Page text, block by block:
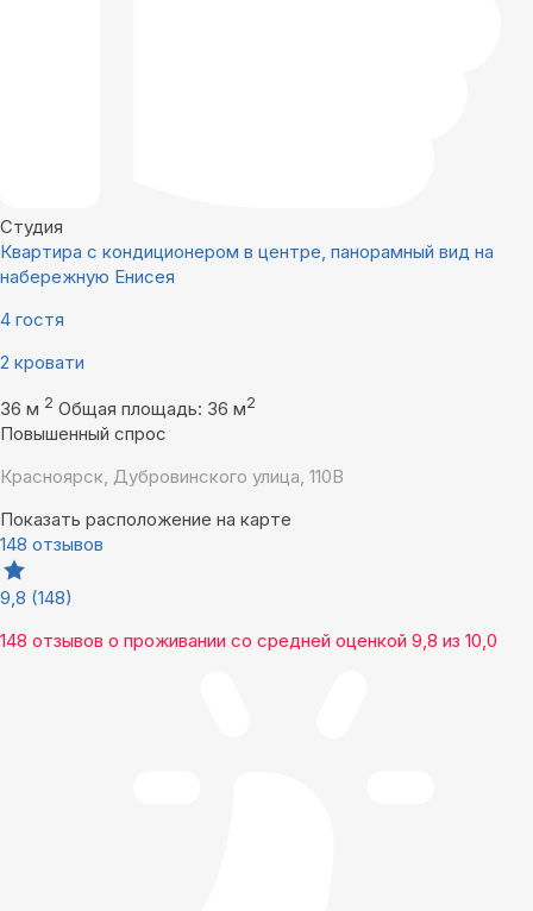
Студия
Квартира с кондиционером в центре, панорамный вид на
набережную Енисея
4 гостя
2 кровати
36 м 2 Общая площадь: 36 м2
Повышенный спрос
Красноярск, Дубровинского улица, 110В
Показать расположение на карте
148 отзывов
9,8 (148)
148 отзывов о проживании со средней оценкой 9,8 из 10,0